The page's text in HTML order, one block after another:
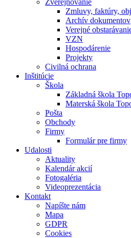
Zverejňovanie
Zmluvy, faktúry,
Archív dokumentov
Verejné
VZN
Hospodárenie
Projekty
Civilná ochrana
Inštitúcie
Škola
Základná škola
Materská škola
Pošta
Obchody
Firmy
Formulár pre firmy
Udalosti
Aktuality
Kalendár akcií
Fotogaléria
Videoprezentácia
Kontakt
Napíšte nám
Mapa
GDPR
Cookies